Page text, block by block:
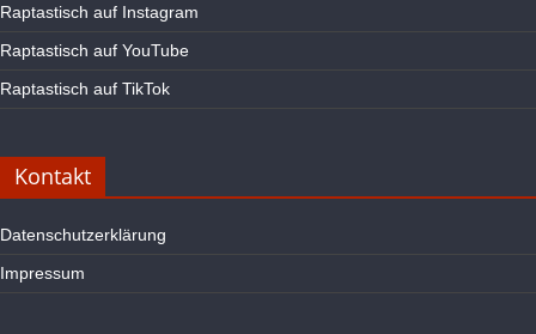
Raptastisch auf Instagram
Raptastisch auf YouTube
Raptastisch auf TikTok
Kontakt
Datenschutzerklärung
Impressum